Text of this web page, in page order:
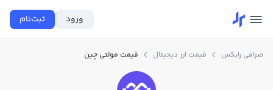
ورود ثبت‌نام
صرافی رابکس قیمت ارز دیجیتال قیمت مولتی چین